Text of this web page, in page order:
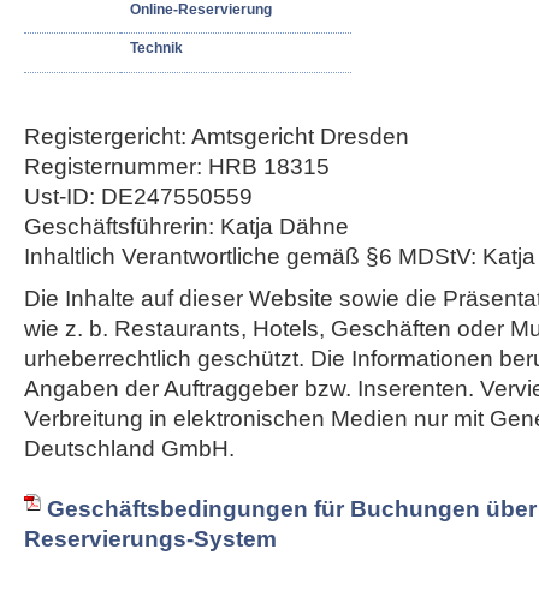
Online-Reservierung
Technik
Registergericht: Amtsgericht Dresden
Registernummer: HRB 18315
Ust-ID: DE247550559
Geschäftsführerin: Katja Dähne
Inhaltlich Verantwortliche gemäß §6 MDStV:
Die Inhalte auf dieser Website sowie die
wie z. b. Restaurants, Hotels, Geschäften oder
urheberrechtlich geschützt. Die Informationen
Angaben der Auftraggeber bzw. Inserenten.
Verbreitung in elektronischen Medien nur mit
Deutschland GmbH.
Geschäftsbedingungen für Buchungen
Reservierungs-System